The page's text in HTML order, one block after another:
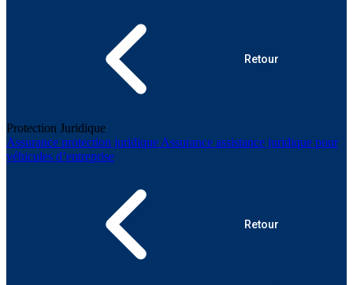
Retour
Protection Juridique
Assurance protection juridique Assurance assistance juridique pour
véhicules d’entreprise
Retour